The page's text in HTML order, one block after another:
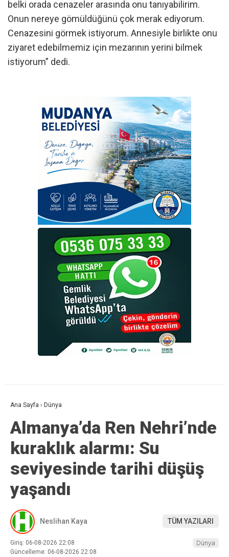
belki orada cenazeler arasında onu tanıyabilirim.
Onun nereye gömüldüğünü çok merak ediyorum.
Cenazesini görmek istiyorum. Annesiyle birlikte onu
ziyaret edebilmemiz için mezarının yerini bilmek
istiyorum” dedi.
Ana Sayfa › Dünya
Almanya’da Ren Nehri’nde
kuraklık alarmı: Su
seviyesinde tarihi düşüş
yaşandı
Neslihan Kaya TÜM YAZILARI
Giriş: 06-08-2026 22:08
Güncelleme: 06-08-2026 22:08
Dünya